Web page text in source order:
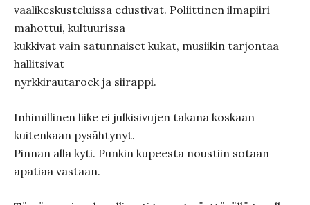
vaalikeskusteluissa edustivat. Poliittinen ilmapiiri
mahottui, kultuurissa
kukkivat vain satunnaiset kukat, musiikin tarjontaa
hallitsivat
nyrkkirautarock ja siirappi.
Inhimillinen liike ei julkisivujen takana koskaan
kuitenkaan pysähtynyt.
Pinnan alla kyti. Punkin kupeesta noustiin sotaan
apatiaa vastaan.